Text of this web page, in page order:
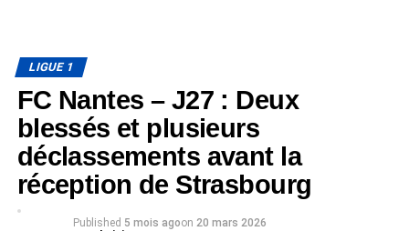
LIGUE 1
FC Nantes – J27 : Deux
blessés et plusieurs
déclassements avant la
réception de Strasbourg
Published 5 mois agoon 20 mars 2026